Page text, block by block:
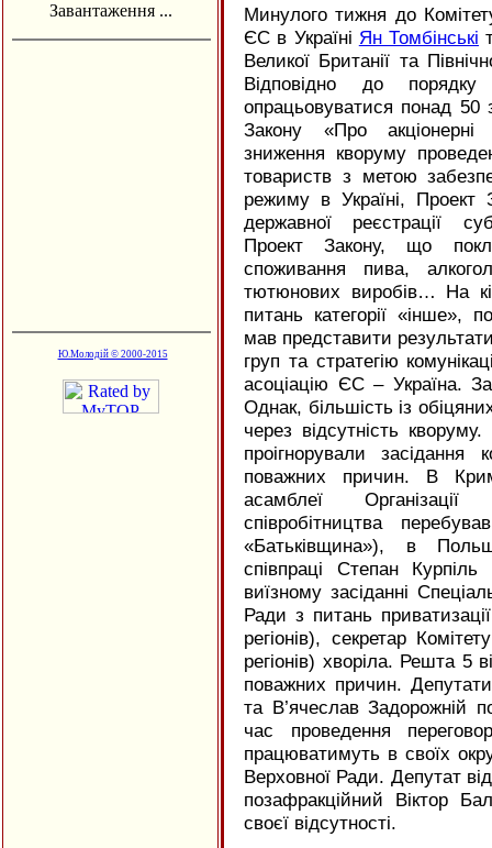
Завантаження ...
Ю.Молодій © 2000-2015
Минулого тижня до
ЄС в Україні Ян Томбінські
Великої Британії та
Відповідно до
опрацьовуватися понад 50
Закону «Про
зниження кворуму
товариств з метою
режиму в Україні, Проект
державної реєстрації
Проект Закону, що
споживання пива,
тютюнових виробів… На
питань категорії «інше»,
мав представити
груп та стратегію
асоціацію ЄС – Україна.
Однак, більшість із
через відсутність
проігнорували
поважних причин. В
асамблеї Організації
співробітництва
«Батьківщина»), в
співпраці Степан
виїзному засіданні
Ради з питань
регіонів), секретар
регіонів) хворіла. Решта 5
поважних причин.
та В’ячеслав Задорожній
час проведення
працюватимуть в своїх
Верховної Ради. Депутат від
позафракційний Віктор
своєї відсутності.